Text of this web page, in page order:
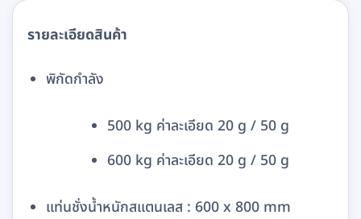
รายละเอียดสินค้า
พิกัดกำลัง
500 kg ค่าละเอียด 20 g / 50 g
600 kg ค่าละเอียด 20 g / 50 g
แท่นชั่งน้ำหนักสแตนเลส : 600 x 800 mm